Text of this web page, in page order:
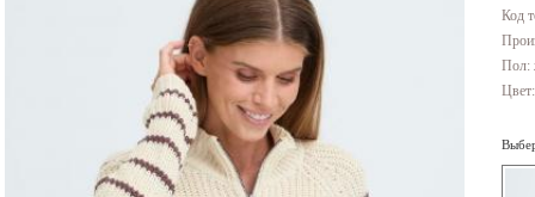
Код
Пол: